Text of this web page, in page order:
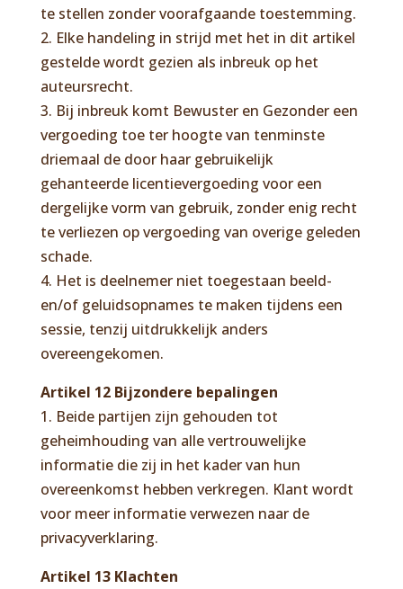
te stellen zonder voorafgaande toestemming.
2. Elke handeling in strijd met het in dit artikel
gestelde wordt gezien als inbreuk op het
auteursrecht.
3. Bij inbreuk komt Bewuster en Gezonder een
vergoeding toe ter hoogte van tenminste
driemaal de door haar gebruikelijk
gehanteerde licentievergoeding voor een
dergelijke vorm van gebruik, zonder enig recht
te verliezen op vergoeding van overige geleden
schade.
4. Het is deelnemer niet toegestaan beeld-
en/of geluidsopnames te maken tijdens een
sessie, tenzij uitdrukkelijk anders
overeengekomen.
Artikel 12 Bijzondere bepalingen
1. Beide partijen zijn gehouden tot
geheimhouding van alle vertrouwelijke
informatie die zij in het kader van hun
overeenkomst hebben verkregen. Klant wordt
voor meer informatie verwezen naar de
privacyverklaring.
Artikel 13 Klachten